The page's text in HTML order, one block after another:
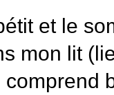
et le
mon lit